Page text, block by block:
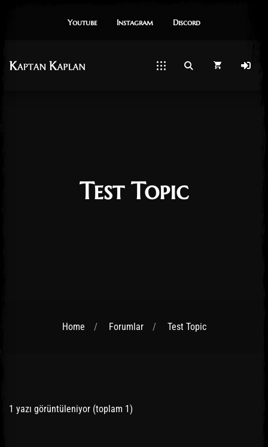
Youtube Instagram Dıscord
Test Topic
Home Forumlar Test Topic
Post has published bykaptankaplan
3 Kasım 2016
1 yazı görüntüleniyor (toplam 1)